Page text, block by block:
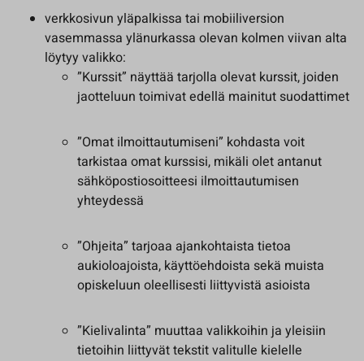
verkkosivun yläpalkissa tai mobiiliversion
vasemmassa ylänurkassa olevan kolmen viivan alta
löytyy valikko:
”Kurssit” näyttää tarjolla olevat kurssit, joiden
jaotteluun toimivat edellä mainitut suodattimet
”Omat ilmoittautumiseni” kohdasta voit
tarkistaa omat kurssisi, mikäli olet antanut
sähköpostiosoitteesi ilmoittautumisen
yhteydessä
”Ohjeita” tarjoaa ajankohtaista tietoa
aukioloajoista, käyttöehdoista sekä muista
opiskeluun oleellisesti liittyvistä asioista
”Kielivalinta” muuttaa valikkoihin ja yleisiin
tietoihin liittyvät tekstit valitulle kielelle